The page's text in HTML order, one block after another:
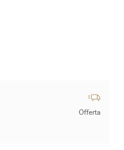
Offerta